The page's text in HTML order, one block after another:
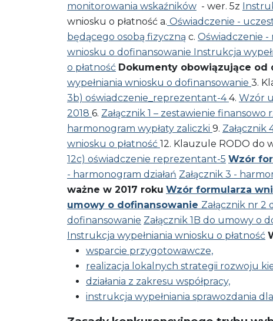
monitorowania wskaźników - wer. 5z
wniosku o płatność a. Oświadczenie -
będącego osobą fizyczną c. Oświadczenie
wniosku o dofinansowanie Instrukcja
o płatność Dokumenty obowiązujące od
wypełniania wniosku o dofinansowanie 3.
3b) oświadczenie_reprezentant-44. Wzór
2018 6. Załącznik 1 – zestawienie finansowo
harmonogram wypłaty zaliczki 9. Załącznik
wniosku o płatność 12. Klauzule RODO do
12c) oświadczenie reprezentant-5 Wzór
- harmonogram działań Załącznik 3 -
ważne w 2017 roku Wzór formularza
umowy o dofinansowanie Załącznik nr 2
dofinansowanie Załącznik 1B do umowy o
Instrukcja wypełniania wniosku o płatność
wsparcie przygotowawcze,
realizacja lokalnych strategii rozwoju
działania z zakresu współpracy,
instrukcja wypełniania sprawozdania